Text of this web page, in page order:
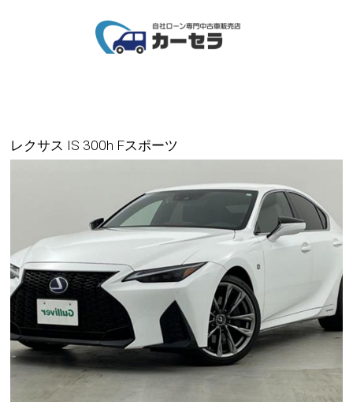
レクサス IS 300h Fスポーツ